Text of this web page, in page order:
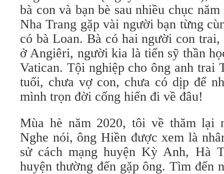
bà con và bạn bè sau nhiều chục
Nha Trang gặp vài người bạn từng
có bà Loan. Bà có hai người con
ở Angiêri, người kia là tiến sỹ thần
Vatican. Tội nghiệp cho ông anh trai
tuổi, chưa vợ con, chưa có dịp để
mình trọn đời cống hiến đi về đâu!
Mùa hè năm 2020, tôi về thăm lại
Nghe nói, ông Hiền được xem là
sử cách mạng huyện Kỳ Anh, Hà
huyện thường đến gặp ông. Tìm đến